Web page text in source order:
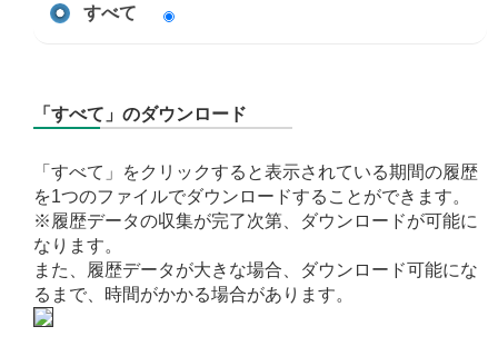
すべて
「すべて」のダウンロード
「すべて」をクリックすると表示されている期間の履歴
を1つのファイルでダウンロードすることができます。
※履歴データの収集が完了次第、ダウンロードが可能に
なります。
また、履歴データが大きな場合、ダウンロード可能にな
るまで、時間がかかる場合があります。